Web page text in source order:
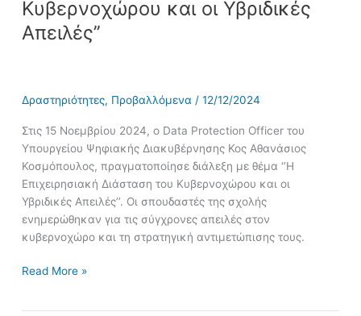
Κυβερνοχώρου και οι Υβριδικές
Απειλές’’
Δραστηριότητες, Προβαλλόμενα /12/12/2024
Στις 15 Νοεμβρίου 2024, ο Data Protection Officer του
Υπουργείου Ψηφιακής Διακυβέρνησης Κος Αθανάσιος
Κοσμόπουλος, πραγματοποίησε διάλεξη με θέμα ‘’Η
Επιχειρησιακή Διάσταση του Κυβερνοχώρου και οι
Υβριδικές Απειλές’’. Οι σπουδαστές της σχολής
ενημερώθηκαν για τις σύγχρονες απειλές στον
κυβερνοχώρο και τη στρατηγική αντιμετώπισης τους.
Read More »